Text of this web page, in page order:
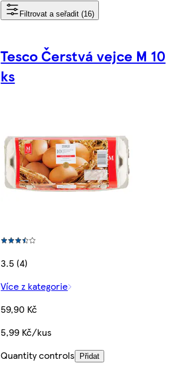
Filtrovat a seřadit (16)
Tesco Čerstvá vejce M 10
ks
3.5 (4)
Více z kategorie
59,90 Kč
5,99 Kč/kus
Quantity controls Přidat